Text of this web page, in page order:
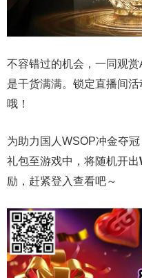
不容错过的机会，一同观
是干货满满。锁定直播间
哦！
为助力国人WSOP冲金夺
礼包至游戏中，将随机开出
励，赶紧登入查看吧～